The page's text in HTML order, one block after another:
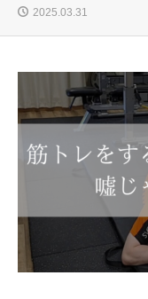
2025.03.31